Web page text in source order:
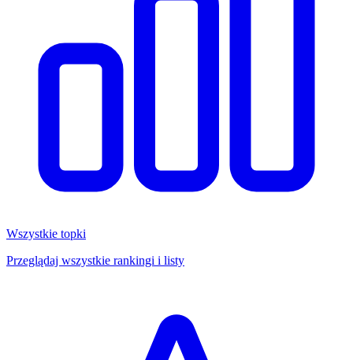
Wszystkie topki
Przeglądaj wszystkie rankingi i listy